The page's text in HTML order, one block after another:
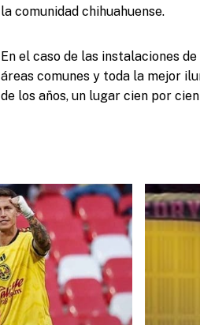
la comunidad chihuahuense.
En el caso de las instalaciones
áreas comunes y toda la mejor
de los años, un lugar cien por